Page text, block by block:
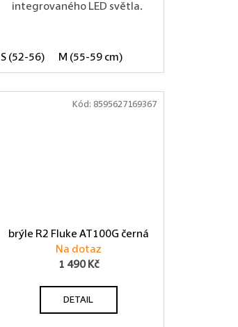
integrovaného LED světla.
S (52-56) M (55-59 cm)
brýle R2 Fluke AT100G černá
Na dotaz
1 490 Kč
DETAIL
Kód: 8595627169367